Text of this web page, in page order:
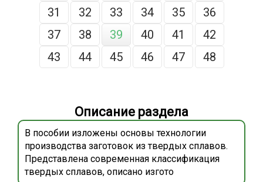
31
32 33 34 35
36
37
38 39 40 41
42
43
44 45 46 47 48
Описание раздела
В пособии изложены основы технологии
производства заготовок из твердых сплавов.
Представлена современная классификация
твердых сплавов, описано изгото